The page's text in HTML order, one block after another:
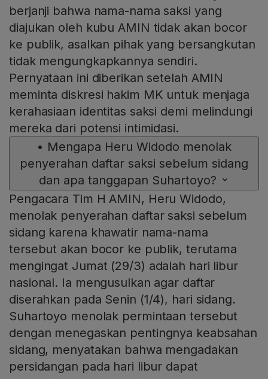
berjanji bahwa nama-nama saksi yang
diajukan oleh kubu AMIN tidak akan bocor
ke publik, asalkan pihak yang bersangkutan
tidak mengungkapkannya sendiri.
Pernyataan ini diberikan setelah AMIN
meminta diskresi hakim MK untuk menjaga
kerahasiaan identitas saksi demi melindungi
mereka dari potensi intimidasi.
• Mengapa Heru Widodo menolak
penyerahan daftar saksi sebelum sidang
dan apa tanggapan Suhartoyo?
Pengacara Tim H AMIN, Heru Widodo,
menolak penyerahan daftar saksi sebelum
sidang karena khawatir nama-nama
tersebut akan bocor ke publik, terutama
mengingat Jumat (29/3) adalah hari libur
nasional. Ia mengusulkan agar daftar
diserahkan pada Senin (1/4), hari sidang.
Suhartoyo menolak permintaan tersebut
dengan menegaskan pentingnya keabsahan
sidang, menyatakan bahwa mengadakan
persidangan pada hari libur dapat